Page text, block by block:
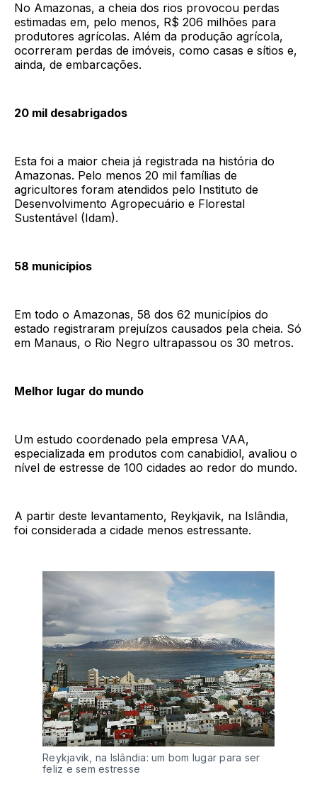
No Amazonas, a cheia dos rios provocou perdas
estimadas em, pelo menos, R$ 206 milhões para
produtores agrícolas. Além da produção agrícola,
ocorreram perdas de imóveis, como casas e sítios e,
ainda, de embarcações.
20 mil desabrigados
Esta foi a maior cheia já registrada na história do
Amazonas. Pelo menos 20 mil famílias de
agricultores foram atendidos pelo Instituto de
Desenvolvimento Agropecuário e Florestal
Sustentável (Idam).
58 municípios
Em todo o Amazonas, 58 dos 62 municípios do
estado registraram prejuízos causados pela cheia. Só
em Manaus, o Rio Negro ultrapassou os 30 metros.
Melhor lugar do mundo
Um estudo coordenado pela empresa VAA,
especializada em produtos com canabidiol, avaliou o
nível de estresse de 100 cidades ao redor do mundo.
A partir deste levantamento, Reykjavik, na Islândia,
foi considerada a cidade menos estressante.
Reykjavik, na Islândia: um bom lugar para ser
feliz e sem estresse